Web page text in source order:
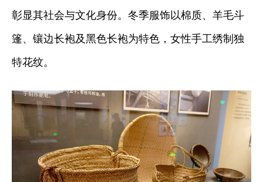
彰显其社会与文化身份。冬季服饰以棉质、羊毛斗
篷、镶边长袍及黑色长袍为特色，女性手工绣制独
特花纹。